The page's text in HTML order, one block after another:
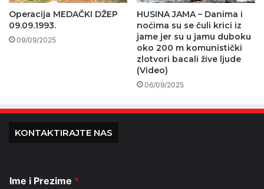
Operacija MEDAČKI DŽEP
09.09.1993.
09/09/2025
HUSINA JAMA – Danima i
noćima su se čuli krici iz
jame jer su u jamu duboku
oko 200 m komunistički
zlotvori bacali žive ljude
(Video)
06/09/2025
KONTAKTIRAJTE NAS
Ime i Prezime *